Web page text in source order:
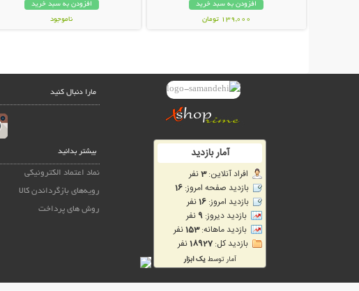
افزودن به سبد خرید
139,000 تومان
افزودن به سبد خرید
ناموجود
مارا دنبال کنید
بیشتر بدانید
نماد اعتماد الکترونیکی
رویه‌های بازگرداندن کالا
روش های پرداخت